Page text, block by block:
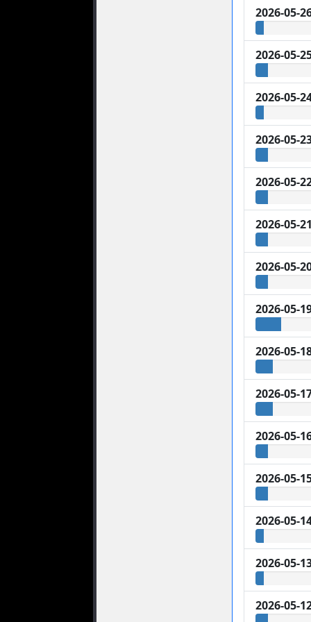
2026-05-
2026-05-
2026-05-
2026-05-
2026-05-
2026-05-21
2026-05-
2026-05-
2026-05-
2026-05-
2026-05-
2026-05-
2026-05-
2026-05-
2026-05-